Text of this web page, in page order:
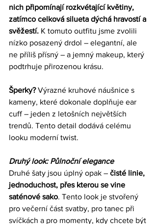
nich připomínají rozkvétající květiny,
zatímco celková silueta dýchá hravostí a
svěžestí. K tomuto outfitu jsme zvolili
nízko posazený drdol – elegantní, ale
ne příliš přísný – a jemný makeup, který
podtrhuje přirozenou krásu.
Šperky? Výrazné kruhové náušnice s
kameny, které dokonale doplňuje ear
cuff – jeden z letošních největších
trendů. Tento detail dodává celému
looku moderní twist.
Druhý look: Půlnoční elegance
Druhé šaty jsou úplný opak – čisté linie,
jednoduchost, přes kterou se vine
saténové sako. Tento look je stvořený
pro večerní část svatby, pro tanec při
svíčkách a pro momenty, kdy chcete být